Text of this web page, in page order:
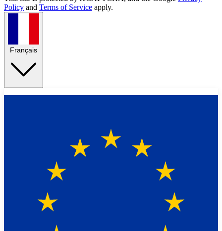
Policy and Terms of Service apply.
Français